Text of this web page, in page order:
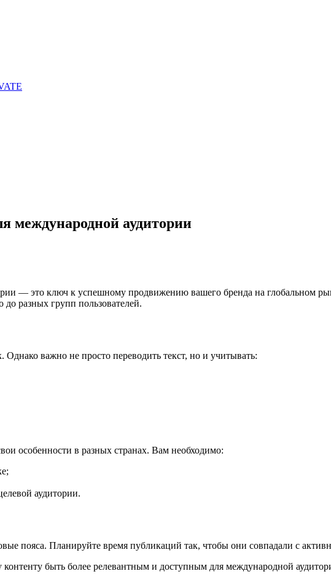
международной аудитории
— это ключ к успешному продвижению вашего бренда на глобальном
разных групп пользователей.
важно не просто переводить текст, но и учитывать:
особенности в разных странах. Вам необходимо:
аудитории.
пояса. Планируйте время публикаций так, чтобы они совпадали с
быть более релевантным и доступным для международной